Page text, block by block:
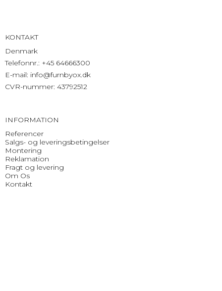
KONTAKT
Denmark
Telefonnr.: +45 64666300
E-mail: info@furnbyox.dk
CVR-nummer: 43792512
INFORMATION
Referencer
Salgs- og leveringsbetingelser
Montering
Reklamation
Fragt og levering
Om Os
Kontakt